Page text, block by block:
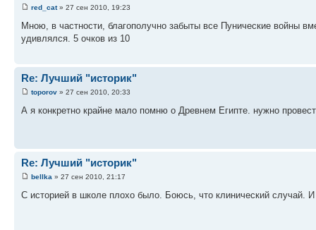
red_cat» 27 сен 2010, 19:23
Мною, в частности, благополучно забыты все Пунические войны
удивлялся. 5 очков из 10
Re: Лучший "историк"
toporov » 27 сен 2010, 20:33
А я конкретно крайне мало помню о Древнем Египте. нужно
Re: Лучший "историк"
bellka » 27 сен 2010, 21:17
С историей в школе плохо было. Боюсь, что клинический случай.